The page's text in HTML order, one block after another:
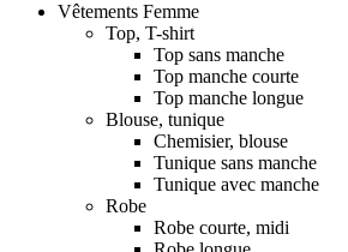
Vêtements Femme
Top, T-shirt
Top sans manche
Top manche courte
Top manche longue
Blouse, tunique
Chemisier, blouse
Tunique sans manche
Tunique avec manche
Robe
Robe courte, midi